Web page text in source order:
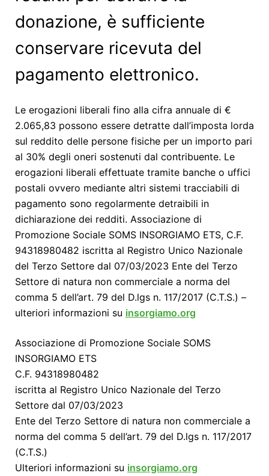
donazione, è sufficiente
conservare ricevuta del
pagamento elettronico.
Le erogazioni liberali fino alla cifra annuale di €
2.065,83 possono essere detratte dall’imposta lorda
sul reddito delle persone fisiche per un importo pari
al 30% degli oneri sostenuti dal contribuente. Le
erogazioni liberali effettuate tramite banche o uffici
postali ovvero mediante altri sistemi tracciabili di
pagamento sono regolarmente detraibili in
dichiarazione dei redditi. Associazione di
Promozione Sociale SOMS INSORGIAMO ETS, C.F.
94318980482 iscritta al Registro Unico Nazionale
del Terzo Settore dal 07/03/2023 Ente del Terzo
Settore di natura non commerciale a norma del
comma 5 dell’art. 79 del D.lgs n. 117/2017 (C.T.S.) –
ulteriori informazioni su insorgiamo.org
Associazione di Promozione Sociale SOMS
INSORGIAMO ETS
C.F. 94318980482
iscritta al Registro Unico Nazionale del Terzo
Settore dal 07/03/2023
Ente del Terzo Settore di natura non commerciale a
norma del comma 5 dell’art. 79 del D.lgs n. 117/2017
(C.T.S.)
Ulteriori informazioni su insorgiamo.org